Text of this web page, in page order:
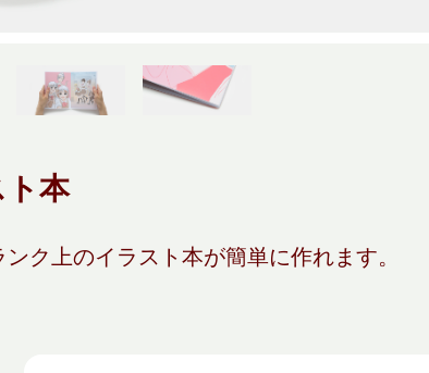
ト本
ク上のイラスト本が簡単に作れます。